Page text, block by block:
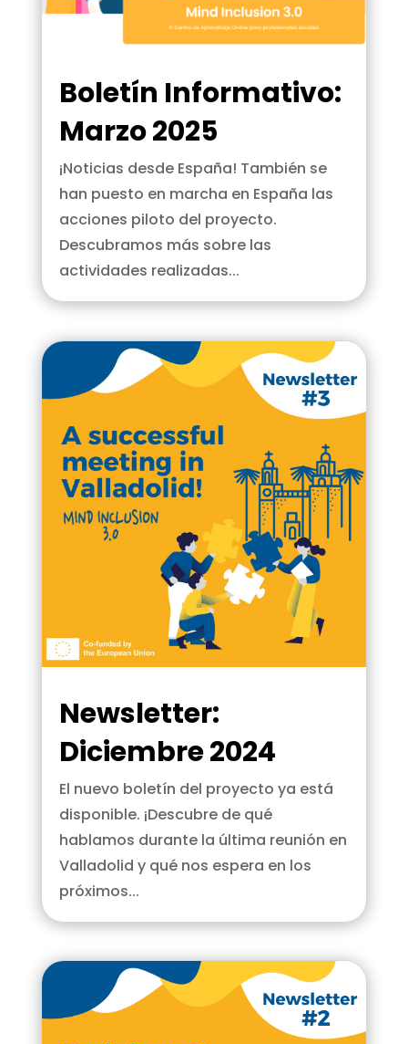
Boletín Informativo:
Marzo 2025
¡Noticias desde España! También se
han puesto en marcha en España las
acciones piloto del proyecto.
Descubramos más sobre las
actividades realizadas...
Newsletter:
Diciembre 2024
El nuevo boletín del proyecto ya está
disponible. ¡Descubre de qué
hablamos durante la última reunión en
Valladolid y qué nos espera en los
próximos...